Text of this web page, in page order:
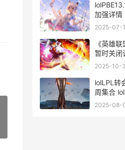
加强详情
2025-07-
《英雄
暂时关闭
悦会员官
2025-10-
lolLPL转
周集合
2025-08-